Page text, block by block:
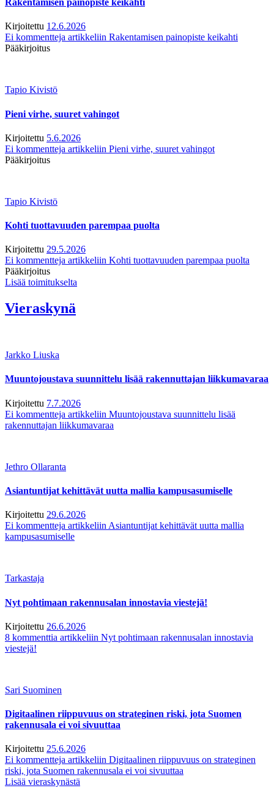
Rakentamisen painopiste keikahti
Kirjoitettu 12.6.2026
Ei kommentteja artikkeliin Rakentamisen painopiste keikahti
Pääkirjoitus
Tapio Kivistö
Pieni virhe, suuret vahingot
Kirjoitettu 5.6.2026
Ei kommentteja artikkeliin Pieni virhe, suuret vahingot
Pääkirjoitus
Tapio Kivistö
Kohti tuottavuuden parempaa puolta
Kirjoitettu 29.5.2026
Ei kommentteja artikkeliin Kohti tuottavuuden parempaa puolta
Pääkirjoitus
Lisää toimitukselta
Vieraskynä
Jarkko Liuska
Muuntojoustava suunnittelu lisää rakennuttajan liikkumavaraa
Kirjoitettu 7.7.2026
Ei kommentteja artikkeliin Muuntojoustava suunnittelu lisää
rakennuttajan liikkumavaraa
Jethro Ollaranta
Asiantuntijat kehittävät uutta mallia kampusasumiselle
Kirjoitettu 29.6.2026
Ei kommentteja artikkeliin Asiantuntijat kehittävät uutta mallia
kampusasumiselle
Tarkastaja
Nyt pohtimaan rakennusalan innostavia viestejä!
Kirjoitettu 26.6.2026
8 kommenttia artikkeliin Nyt pohtimaan rakennusalan innostavia
viestejä!
Sari Suominen
Digitaalinen riippuvuus on strateginen riski, jota Suomen
rakennusala ei voi sivuuttaa
Kirjoitettu 25.6.2026
Ei kommentteja artikkeliin Digitaalinen riippuvuus on strateginen
riski, jota Suomen rakennusala ei voi sivuuttaa
Lisää vieraskynästä